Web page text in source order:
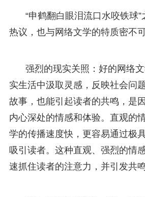
“申鹤翻白眼泪流口水咬铁球
热议，也与网络文学的特质密不可
强烈的现实关照：好的网络
实生活中汲取灵感，反映社会问
故事，也能引起读者的共鸣，是
内心深处的情感和体验。直观的
学的传播速度快，更容易通过极
吸引读者。这种直观、强烈的情
速抓住读者的注意力，并引发共鸣